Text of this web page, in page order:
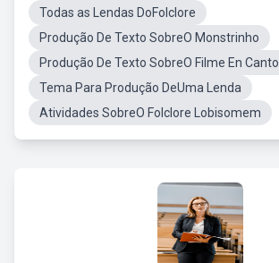
Todas as Lendas DoFolclore
Produção De Texto SobreO Monstrinho
Produção De Texto SobreO Filme En Canto
Tema Para Produção DeUma Lenda
Atividades SobreO Folclore Lobisomem